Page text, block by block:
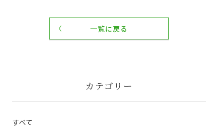
一覧に戻る
カテゴリー
すべて